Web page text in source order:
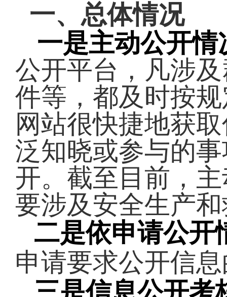
一、总体情况
一是主动公开情
公开平台，凡涉
件等，都及时按
网站很快捷地获
泛知晓或参与的
开。截至目前，
要涉及安全生产
二是依申请公开
申请要求公开信